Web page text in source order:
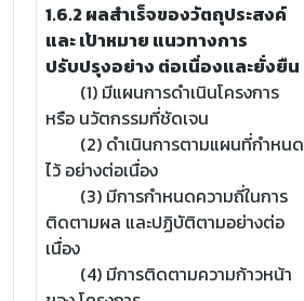
1.6.2 ผลสำเร็จของวัตถุประสงค์
และ เป้าหมาย แนวทางการ
ปรับปรุงอย่าง ต่อเนื่องและยั่งยืน
(1) มีแผนการดำเนินโครงการ
หรือ นวัตกรรมที่ชัดเจน
(2) ดำเนินการตามแผนที่กำหนด
ไว้ อย่างต่อเนื่อง
(3) มีการกำหนดความถี่ในการ
ติดตามผล และปฏิบัติตามอย่างต่อ
เนื่อง
(4) มีการติดตามความก้าวหน้า